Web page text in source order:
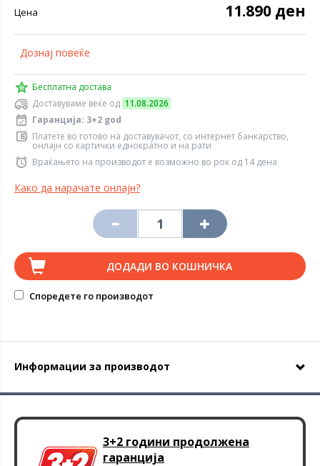
Цена 11.890 ден
Дознај повеќе
Бесплатна достава
Доставуваме веќе од 11.08.2026
Гаранција: 3+2 god
Платете во готово на доставувачот, со интернет банкарство,
онлајн со картички еднократно и на рати
Враќањето на производот е возможно во рок од 14 дена
Како да нарачате онлајн?
ДОДАДИ ВО КОШНИЧКА
Споредете го производот
Информации за производот
3+2 години продолжена
гаранција